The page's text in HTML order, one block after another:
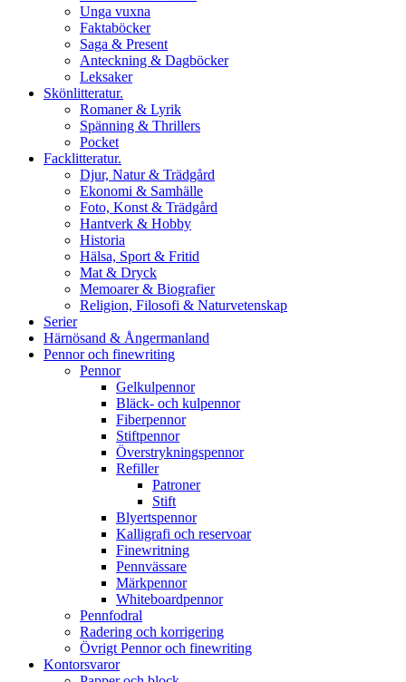
Unga vuxna
Faktaböcker
Saga & Present
Anteckning & Dagböcker
Leksaker
Skönlitteratur.
Romaner & Lyrik
Spänning & Thrillers
Pocket
Facklitteratur.
Djur, Natur & Trädgård
Ekonomi & Samhälle
Foto, Konst & Trädgård
Hantverk & Hobby
Historia
Hälsa, Sport & Fritid
Mat & Dryck
Memoarer & Biografier
Religion, Filosofi & Naturvetenskap
Serier
Härnösand & Ångermanland
Pennor och finewriting
Pennor
Gelkulpennor
Bläck- och kulpennor
Fiberpennor
Stiftpennor
Överstrykningspennor
Refiller
Patroner
Stift
Blyertspennor
Kalligrafi och reservoar
Finewritning
Pennvässare
Märkpennor
Whiteboardpennor
Pennfodral
Radering och korrigering
Övrigt Pennor och finewriting
Kontorsvaror